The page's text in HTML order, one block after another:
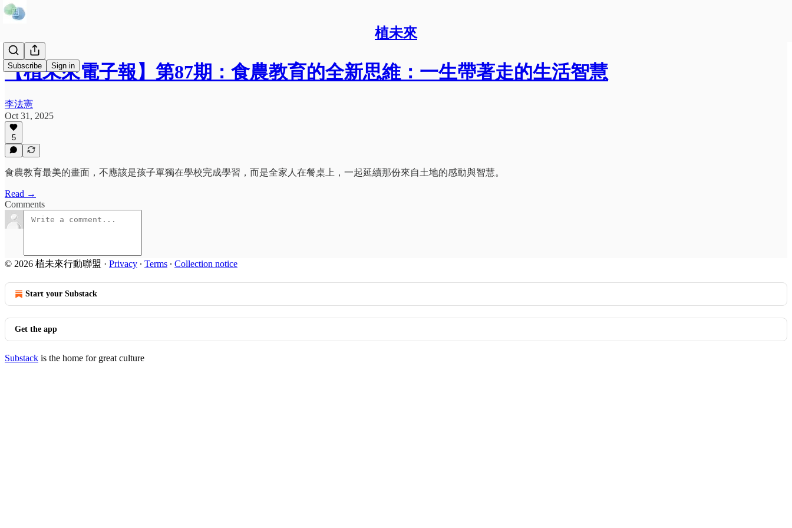
植未來
Subscribe Sign in
【植未來電子報】第87期：食農教育的全新思維：一生帶著走的生活智慧
李法憲
Oct 31, 2025
5
食農教育最美的畫面，不應該是孩子單獨在學校完成學習，而是全家人在餐桌上，一起延續那份來自土地的感動與智慧。
Read →
Comments
© 2026 植未來行動聯盟 · Privacy ∙ Terms ∙ Collection notice
Start your Substack
Get the app
Substack is the home for great culture